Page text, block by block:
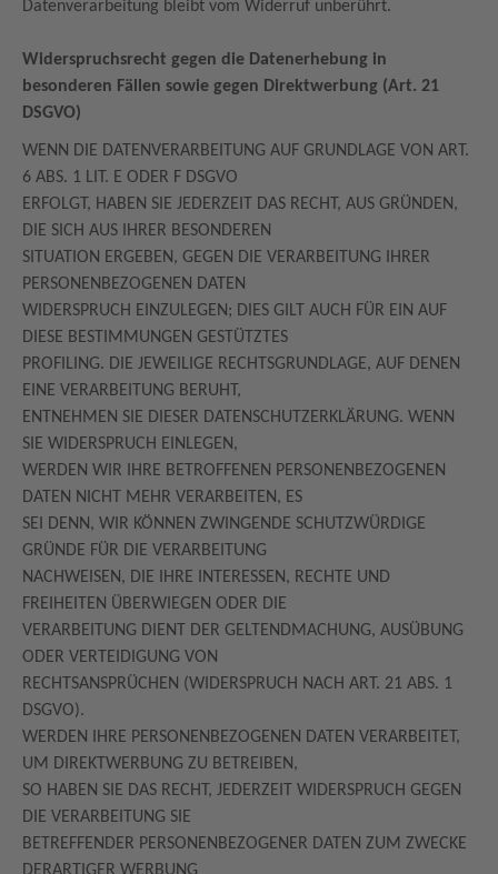
Datenverarbeitung bleibt vom Widerruf unberührt.
Widerspruchsrecht gegen die Datenerhebung in
besonderen Fällen sowie gegen Direktwerbung (Art. 21
DSGVO)
WENN DIE DATENVERARBEITUNG AUF GRUNDLAGE VON ART.
6 ABS. 1 LIT. E ODER F DSGVO
ERFOLGT, HABEN SIE JEDERZEIT DAS RECHT, AUS GRÜNDEN,
DIE SICH AUS IHRER BESONDEREN
SITUATION ERGEBEN, GEGEN DIE VERARBEITUNG IHRER
PERSONENBEZOGENEN DATEN
WIDERSPRUCH EINZULEGEN; DIES GILT AUCH FÜR EIN AUF
DIESE BESTIMMUNGEN GESTÜTZTES
PROFILING. DIE JEWEILIGE RECHTSGRUNDLAGE, AUF DENEN
EINE VERARBEITUNG BERUHT,
ENTNEHMEN SIE DIESER DATENSCHUTZERKLÄRUNG. WENN
SIE WIDERSPRUCH EINLEGEN,
WERDEN WIR IHRE BETROFFENEN PERSONENBEZOGENEN
DATEN NICHT MEHR VERARBEITEN, ES
SEI DENN, WIR KÖNNEN ZWINGENDE SCHUTZWÜRDIGE
GRÜNDE FÜR DIE VERARBEITUNG
NACHWEISEN, DIE IHRE INTERESSEN, RECHTE UND
FREIHEITEN ÜBERWIEGEN ODER DIE
VERARBEITUNG DIENT DER GELTENDMACHUNG, AUSÜBUNG
ODER VERTEIDIGUNG VON
RECHTSANSPRÜCHEN (WIDERSPRUCH NACH ART. 21 ABS. 1
DSGVO).
WERDEN IHRE PERSONENBEZOGENEN DATEN VERARBEITET,
UM DIREKTWERBUNG ZU BETREIBEN,
SO HABEN SIE DAS RECHT, JEDERZEIT WIDERSPRUCH GEGEN
DIE VERARBEITUNG SIE
BETREFFENDER PERSONENBEZOGENER DATEN ZUM ZWECKE